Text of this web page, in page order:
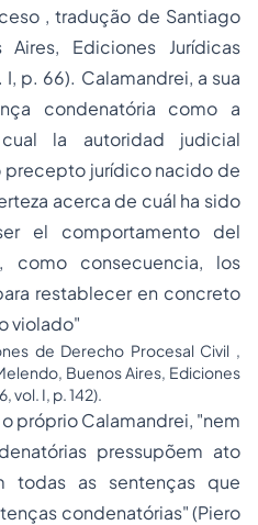
, tradução de Santiago
Aires, Ediciones Jurídicas
I, p. 66). Calamandrei, a sua
condenatória como a
la autoridad judicial
precepto jurídico nacido de
acerca de cuál ha sido
el comportamento del
como consecuencia, los
restablecer en concreto
violado"
de Derecho Procesal Civil ,
Buenos Aires, Ediciones
vol. I, p. 142).
próprio Calamandrei, "nem
pressupõem ato
todas as sentenças que
condenatórias" (Piero